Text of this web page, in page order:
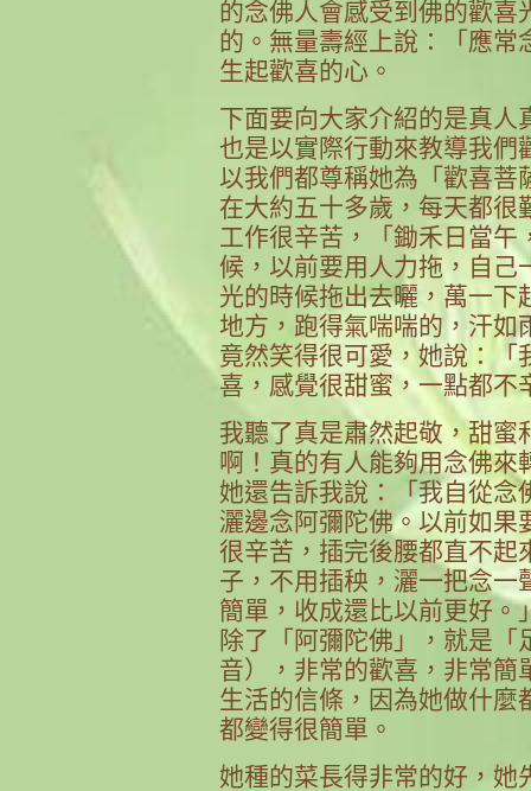
的念佛人會感受到佛的歡喜
的。無量壽經上說：「應常
生起歡喜的心。
下面要向大家介紹的是真人
也是以實際行動來教導我們
以我們都尊稱她為「歡喜菩
在大約五十多歲，每天都很
工作很辛苦，「鋤禾日當午
候，以前要用人力拖，自己
光的時候拖出去曬，萬一下
地方，跑得氣喘喘的，汗如
竟然笑得很可愛，她說：「
喜，感覺很甜蜜，一點都不
我聽了真是肅然起敬，甜蜜
啊！真的有人能夠用念佛來
她還告訴我說：「我自從念
灑邊念阿彌陀佛。以前如果
很辛苦，插完後腰都直不起
子，不用插秧，灑一把念一
簡單，收成還比以前更好。
除了「阿彌陀佛」，就是
音），非常的歡喜，非常簡
生活的信條，因為她做什麼
都變得很簡單。
她種的菜長得非常的好，她